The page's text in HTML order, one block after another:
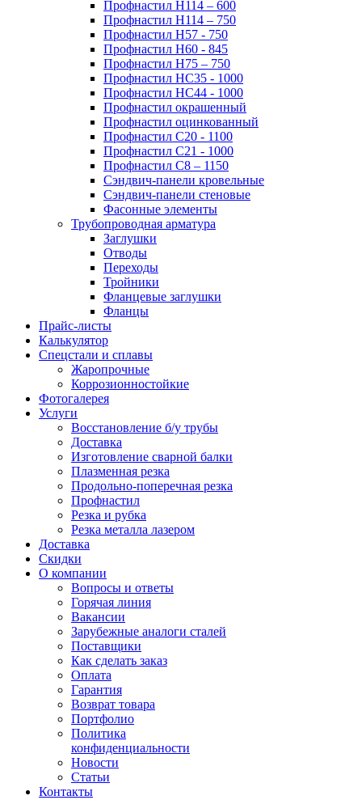
Профнастил Н114 – 600
Профнастил Н114 – 750
Профнастил Н57 - 750
Профнастил Н60 - 845
Профнастил Н75 – 750
Профнастил НС35 - 1000
Профнастил НС44 - 1000
Профнастил окрашенный
Профнастил оцинкованный
Профнастил С20 - 1100
Профнастил С21 - 1000
Профнастил С8 – 1150
Сэндвич-панели кровельные
Сэндвич-панели стеновые
Фасонные элементы
Трубопроводная арматура
Заглушки
Отводы
Переходы
Тройники
Фланцевые заглушки
Фланцы
Прайс-листы
Калькулятор
Спецстали и сплавы
Жаропрочные
Коррозионностойкие
Фотогалерея
Услуги
Восстановление б/у трубы
Доставка
Изготовление сварной балки
Плазменная резка
Продольно-поперечная резка
Профнастил
Резка и рубка
Резка металла лазером
Доставка
Скидки
О компании
Вопросы и ответы
Горячая линия
Вакансии
Зарубежные аналоги сталей
Поставщики
Как сделать заказ
Оплата
Гарантия
Возврат товара
Портфолио
Политика
конфиденциальности
Новости
Статьи
Контакты